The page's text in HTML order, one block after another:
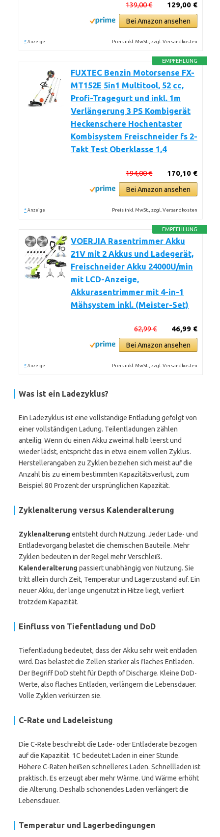
129,00 €
139,00 €
Bei Amazon ansehen
* Anzeige Preis inkl. MwSt., zzgl. Versandkosten
EMPFEHLUNG
FUXTEC Benzin Motorsense FX-
MT152E 5in1 Multitool, 52 cc,
Profi-Tragegurt und inkl. 1m
Verlängerung 3 PS Kombigerät
Heckenschere Hochentaster
Kombisystem Freischneider fs 2-
Takt Test Oberklasse 1,4
170,10 €
194,00 €
Bei Amazon ansehen
* Anzeige Preis inkl. MwSt., zzgl. Versandkosten
EMPFEHLUNG
VOERJIA Rasentrimmer Akku
21V mit 2 Akkus und Ladegerät,
Freischneider Akku 24000U/min
mit LCD-Anzeige,
Akkurasentrimmer mit 4-in-1
Mähsystem inkl. (Meister-Set)
46,99 €
62,99 €
Bei Amazon ansehen
* Anzeige Preis inkl. MwSt., zzgl. Versandkosten
Was ist ein Ladezyklus?
Ein Ladezyklus ist eine vollständige Entladung gefolgt von
einer vollständigen Ladung. Teilentladungen zählen
anteilig. Wenn du einen Akku zweimal halb leerst und
wieder lädst, entspricht das in etwa einem vollen Zyklus.
Herstellerangaben zu Zyklen beziehen sich meist auf die
Anzahl bis zu einem bestimmten Kapazitätsverlust, zum
Beispiel 80 Prozent der ursprünglichen Kapazität.
Zyklenalterung versus Kalenderalterung
Zyklenalterung entsteht durch Nutzung. Jeder Lade- und
Entladevorgang belastet die chemischen Bauteile. Mehr
Zyklen bedeuten in der Regel mehr Verschleiß.
Kalenderalterung passiert unabhängig von Nutzung. Sie
tritt allein durch Zeit, Temperatur und Lagerzustand auf. Ein
neuer Akku, der lange ungenutzt in Hitze liegt, verliert
trotzdem Kapazität.
Einfluss von Tiefentladung und DoD
Tiefentladung bedeutet, dass der Akku sehr weit entladen
wird. Das belastet die Zellen stärker als flaches Entladen.
Der Begriff DoD steht für Depth of Discharge. Kleine DoD-
Werte, also flaches Entladen, verlängern die Lebensdauer.
Volle Zyklen verkürzen sie.
C-Rate und Ladeleistung
Die C-Rate beschreibt die Lade- oder Entladerate bezogen
auf die Kapazität. 1C bedeutet Laden in einer Stunde.
Höhere C-Raten heißen schnelleres Laden. Schnellladen ist
praktisch. Es erzeugt aber mehr Wärme. Und Wärme erhöht
die Alterung. Deshalb schonendes Laden verlängert die
Lebensdauer.
Temperatur und Lagerbedingungen